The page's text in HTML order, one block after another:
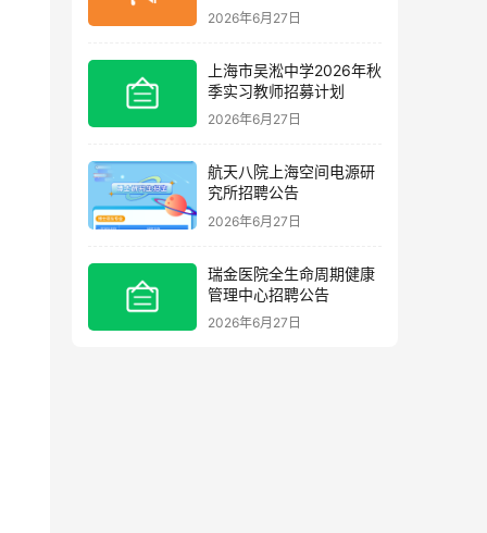
2026年6月27日
上海市吴淞中学2026年秋
季实习教师招募计划
2026年6月27日
航天八院上海空间电源研
究所招聘公告
2026年6月27日
瑞金医院全生命周期健康
管理中心招聘公告
2026年6月27日